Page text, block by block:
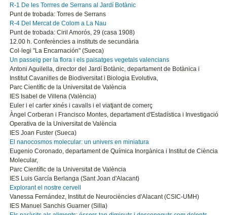
R-1 De les Torrres de Serrans al Jardí Botànic
Punt de trobada: Torres de Serrans
R-4 Del Mercat de Colom a La Nau
Punt de trobada: Ciril Amorós, 29 (casa 1908)
12.00 h. Conferències a instituts de secundària
Col·legi "La Encarnación" (Sueca)
Un passeig per la flora i els paisatges vegetals valencians
Antoni Aguilella, director del Jardí Botànic, departament de Botànica i
Institut Cavanilles de Biodiversitat i Biologia Evolutiva,
Parc Científic de la Universitat de València
IES Isabel de Villena (València)
Euler i el carter xinés i cavalls i el viatjant de comerç
Àngel Corberan i Francisco Montes, departament d'Estadística i Investigació
Operativa de la Universitat de València
IES Joan Fuster (Sueca)
El nanocosmos molecular: un univers en miniatura
Eugenio Coronado, departament de Química Inorgànica i Institut de Ciència
Molecular,
Parc Científic de la Universitat de València
IES Luis García Berlanga (Sant Joan d'Alacant)
Explorant el nostre cervell
Vanessa Fernández, Institut de Neurociències d'Alacant (CSIC-UMH)
IES Manuel Sanchis Guarner (Silla)